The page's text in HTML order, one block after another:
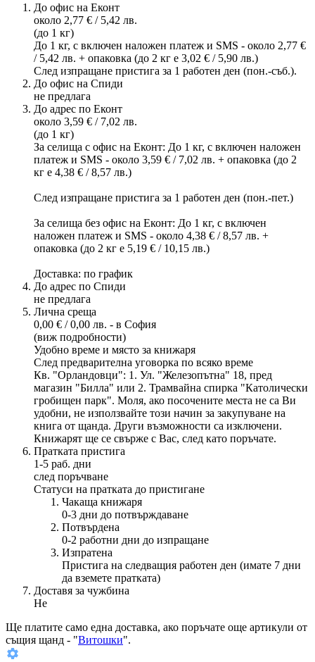
До офис на Еконт
около 2,77 € / 5,42 лв.
(до 1 кг)
До 1 кг, с включен наложен платеж и SMS - около 2,77 €
/ 5,42 лв. + опаковка (до 2 кг е 3,02 € / 5,90 лв.)
След изпращане пристига за 1 работен ден (пон.-съб.).
До офис на Спиди
не предлага
До адрес по Еконт
около 3,59 € / 7,02 лв.
(до 1 кг)
За селища с офис на Еконт: До 1 кг, с включен наложен
платеж и SMS - около 3,59 € / 7,02 лв. + опаковка (до 2
кг е 4,38 € / 8,57 лв.)
След изпращане пристига за 1 работен ден (пон.-пет.)
За селища без офис на Еконт: До 1 кг, с включен
наложен платеж и SMS - около 4,38 € / 8,57 лв. +
опаковка (до 2 кг е 5,19 € / 10,15 лв.)
Доставка: по график
До адрес по Спиди
не предлага
Лична среща
0,00 € / 0,00 лв. - в София
(виж подробности)
Удобно време и място за книжаря
След предварителна уговорка по всяко време
Кв. "Орландовци": 1. Ул. "Железопътна" 18, пред
магазин "Билла" или 2. Трамвайна спирка "Католически
гробищен парк". Моля, ако посочените места не са Ви
удобни, не използвайте този начин за закупуване на
книга от щанда. Други възможности са изключени.
Книжарят ще се свърже с Вас, след като поръчате.
Пратката пристига
1-5 раб. дни
след поръчване
Статуси на пратката до пристигане
Чакаща книжаря
0-3 дни до потвърждаване
Потвърдена
0-2 работни дни до изпращане
Изпратена
Пристига на следващия работен ден (имате 7 дни
да вземете пратката)
Доставя за чужбина
Не
Ще платите само една доставка, ако поръчате още артикули от
същия щанд - "Витошки".